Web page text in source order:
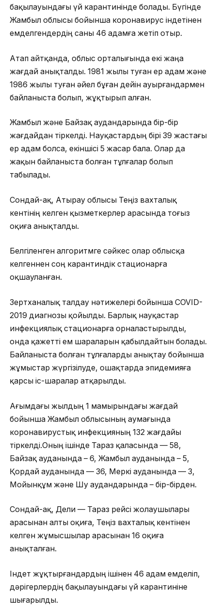
бақылауындағы үй карантинінде болады. Бүгінде
Жамбыл облысы бойынша коронавирус індетінен
емделгендердің саны 46 адамға жетіп отыр.
Атап айтқанда, облыс орталығында екі жаңа
жағдай анықталды. 1981 жылы туған ер адам және
1986 жылы туған әйел бұған дейін ауырғандармен
байланыста болып, жұқтырып алған.
Жамбыл және Байзақ аудандарында бір-бір
жағдайдан тіркелді. Науқастардың бірі 39 жастағы
ер адам болса, екіншісі 5 жасар бала. Олар да
жақын байланыста болған тұлғалар болып
табылады.
Сондай-ақ, Атырау облысы Теңіз вахталық
кентінің келген қызметкерлер арасында тоғыз
оқиға анықталды.
Белгіленген алгоритмге сәйкес олар облысқа
келгеннен соң карантиндік стационарға
оқшауланған.
Зертханалық талдау нәтижелері бойынша COVID-
2019 диагнозы қойылды. Барлық науқастар
инфекциялық стационарға орналастырылды,
онда қажетті ем шараларын қабылдайтын болады.
Байланыста болған тұлғаларды анықтау бойынша
жұмыстар жүргізілуде, ошақтарда эпидемияға
қарсы іс-шаралар атқарылды.
Ағымдағы жылдың 1 мамырындағы жағдай
бойынша Жамбыл облысының аумағында
коронавирустық инфекцияның 132 жағдайы
тіркелді.Оның ішінде Тараз қаласында — 58,
Байзақ ауданында – 6, Жамбыл ауданында – 5,
Қордай ауданында — 36, Меркі ауданында — 3,
Мойынқұм және Шу аудандарында – бір-бірден.
Сондай-ақ, Дели — Тараз рейсі жолаушылары
арасынан алты оқиға, Теңіз вахталық кентінен
келген жұмысшылар арасынан 16 оқиға
анықталған.
Індет жұқтырғандардың ішінен 46 адам емделіп,
дәрігерлердің бақылауындағы үй карантиніне
шығарылды.